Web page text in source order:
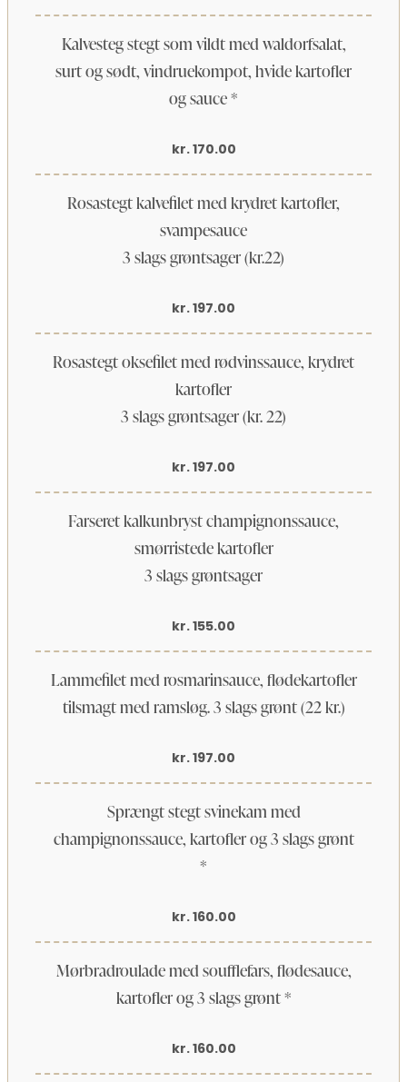
Kalvesteg stegt som vildt med waldorfsalat,
surt og sødt, vindruekompot, hvide kartofler
og sauce *
kr. 170.00
Rosastegt kalvefilet med krydret kartofler,
svampesauce
3 slags grøntsager (kr.22)
kr. 197.00
Rosastegt oksefilet med rødvinssauce, krydret
kartofler
3 slags grøntsager (kr. 22)
kr. 197.00
Farseret kalkunbryst champignonssauce,
smørristede kartofler
3 slags grøntsager
kr. 155.00
Lammefilet med rosmarinsauce, flødekartofler
tilsmagt med ramsløg. 3 slags grønt (22 kr.)
kr. 197.00
Sprængt stegt svinekam med
champignonssauce, kartofler og 3 slags grønt
*
kr. 160.00
Mørbradroulade med soufflefars, flødesauce,
kartofler og 3 slags grønt *
kr. 160.00